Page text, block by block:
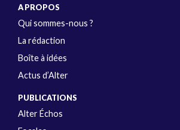
A PROPOS
Qui sommes-nous ?
La rédaction
Boîte à idées
Actus d’Alter
PUBLICATIONS
Alter Échos